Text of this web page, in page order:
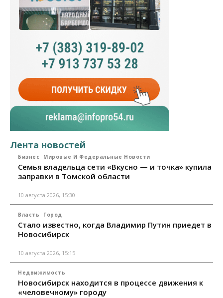
Лента новостей
Бизнес Мировые И Федеральные Новости
Семья владельца сети «Вкусно — и точка» купила
заправки в Томской области
10 августа 2026, 15:30
Власть Город
Стало известно, когда Владимир Путин приедет в
Новосибирск
10 августа 2026, 15:15
Недвижимость
Новосибирск находится в процессе движения к
«человечному» городу